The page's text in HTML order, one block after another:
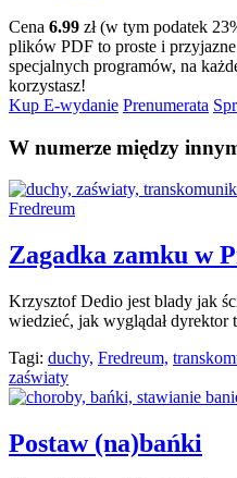
Cena 6.99 zł (w tym podatek
plików PDF to proste i
specjalnych programów, na
korzystasz!
Kup E-wydanie Prenumerata
W numerze między
Zagadka zamku w
Krzysztof Dedio jest blady jak
wiedzieć, jak wyglądał dyrektor
Tagi: duchy, Fredreum,
zaświaty
Postaw (na)bańki